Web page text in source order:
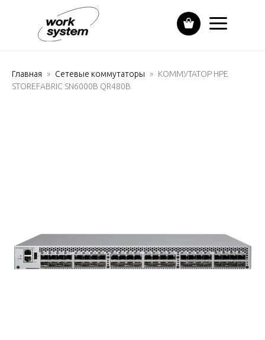
Главная Сетевые коммутаторы
КОММУТАТОР HPE
STOREFABRIC SN6000B QR480B